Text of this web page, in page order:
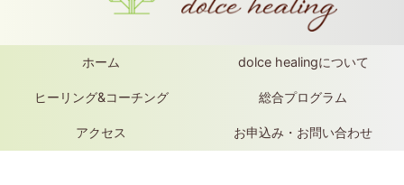
ホーム dolce healingについて
ヒーリング&コーチング 総合プログラム
アクセス お申込み・お問い合わせ